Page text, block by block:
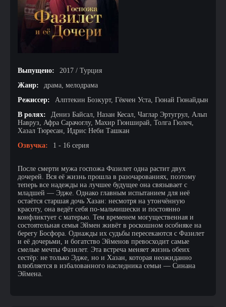
Выпущено:
2017 / Турция
Жанр:
драма, мелодрама
Режиссер:
Алптекин Бозкурт, Гёкчен Уста, Гюнай Гюнайдын
В ролях:
Дениз Байсал, Назан Кесал, Чаглар Эртугрул, Альп
Навруз, Афра Сарачоглу, Махир Гюнширай, Толга Гюлеч,
Хазал Тюресан, Идрис Неби Ташкан
Озвучка:
1 - 16 серия
После смерти мужа госпожа Фазилет одна растит двух
дочерей. Вся её жизнь прошла в разочарованиях, поэтому
теперь все надежды на лучшее будущее она связывает с
младшей — Эдже. Однако главным испытанием для неё
остаётся старшая дочь Хазан: несмотря на утончённую
красоту, она ведёт себя по-мальчишески и постоянно
конфликтует с матерью. Тем временем могущественная и
состоятельная семья Эймен живёт в роскошном особняке на
берегу Босфора. Однажды их судьбы пересекаются с Фазилет
и её дочерьми, и богатство Эйменов превосходит самые
смелые мечты Фазилет. Эта встреча меняет жизнь обеих
сестёр: не только Эдже, но и Хазан, которая неожиданно
влюбляется в избалованного наследника семьи — Синана
Эймена.